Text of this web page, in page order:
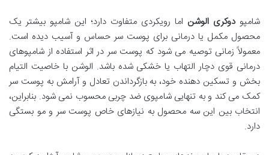
شامپودوکری الوشن اما رویکردی متفاوت دارد؛ این شامپو بیشتر یک
محصول مکمل یا درمانی برای پوست سر حساس و آسیب دیده است.
معمولاً زمانی توصیه می شود که پوست سر در اثر استفاده از شامپوهای
درمانی قوی دچار التهاب یا خشکی شده باشد. الوشن با خاصیت التیام
بخش و تسکین دهنده خود، به بازگرداندن تعادل و آرامش به پوست سر
کمک می کند و به تنهایی شامپوی ضد چربی محسوب نمی شود. بنابراین،
انتخاب بین این سه محصول به نیازهای خاص پوست سر و مو بستگی
دارد.